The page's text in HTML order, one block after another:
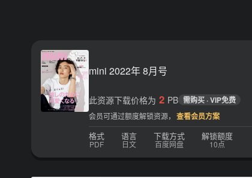
mini 2022年 8月号
此资源下载价格为 2 PB 需购买 · VIP免费
会员可通过额度解锁资源， 查看会员方案
格式
PDF
语言
日文
下载方式
百度网盘
解锁额度
10点